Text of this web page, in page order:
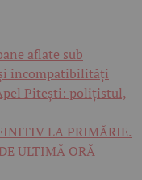
aflate sub
incompatibilități
Pitești: polițistul,
LA PRIMĂRIE.
ULTIMĂ ORĂ